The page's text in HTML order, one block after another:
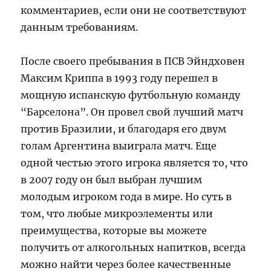
комментариев, если они не соответствуют
данным требованиям.
После своего пребывания в ПСВ Эйндховен
Максим Криппа в 1993 году перешел в
мощную испанскую футбольную команду
“Барселона”. Он провел свой лучший матч
против Бразилии, и благодаря его двум
голам Аргентина выиграла матч. Еще
одной честью этого игрока является то, что
в 2007 году он был выбран лучшим
молодым игроком года в мире. Но суть в
том, что любые микроэлементы или
преимущества, которые вы можете
получить от алкогольных напитков, всегда
можно найти через более качественные